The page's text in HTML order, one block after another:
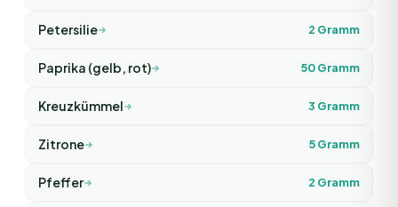
Petersilie 2 Gramm
Paprika (gelb, rot) 50Gramm
Kreuzkümmel 3 Gramm
Zitrone 5Gramm
Pfeffer 2 Gramm